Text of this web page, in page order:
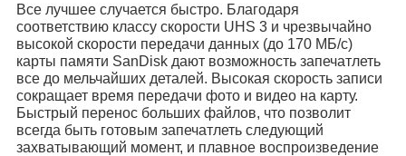
Все лучшее случается быстро. Благодаря
соответствию классу скорости UHS 3 и чрезвычайно
высокой скорости передачи данных (до 170 МБ/с)
карты памяти SanDisk дают возможность запечатлеть
все до мельчайших деталей. Высокая скорость записи
сокращает время передачи фото и видео на карту.
Быстрый перенос больших файлов, что позволит
всегда быть готовым запечатлеть следующий
захватывающий момент, и плавное воспроизведение